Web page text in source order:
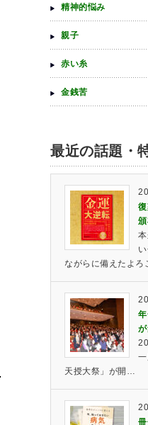
精神的悩み
親子
赤い糸
金銭苦
最近の話題・
復
ながらに備えたよ
天授大祭」が開…